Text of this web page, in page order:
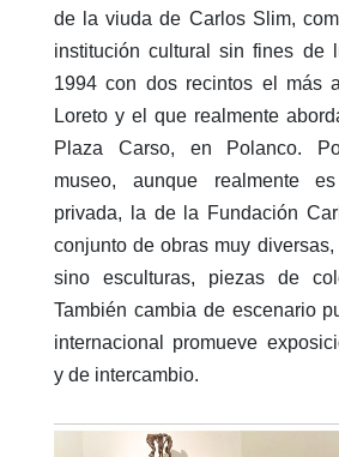
de la viuda de Carlos Slim,
institución cultural sin fines de
1994 con dos recintos el más
Loreto y el que realmente
Plaza Carso, en Polanco.
museo, aunque realmente
privada, la de la Fundación
conjunto de obras muy
sino esculturas, piezas de
También cambia de escenario
internacional promueve
y de intercambio.